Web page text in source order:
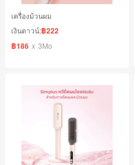
เครื่องม้วนผม
เงินดาวน์:฿222
฿186 x 3Mo